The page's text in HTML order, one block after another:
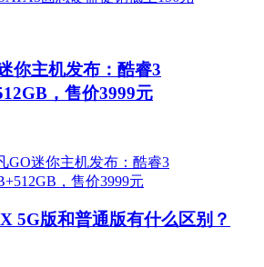
你主机发布：酷睿3
，售价3999元
5G版和普通版有什么区别？